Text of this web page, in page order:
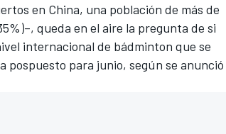
en China, una población de más de
queda en el aire la pregunta de si
internacional de bádminton que se
pospuesto para junio, según se anunció